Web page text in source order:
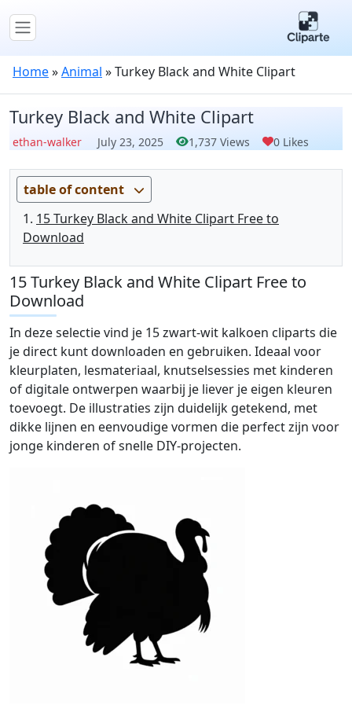
Home»Animal »Turkey Black and White Clipart
Turkey Black and White Clipart
ethan-walker July 23, 2025 1,737 Views 0 Likes
table of content
15 Turkey Black and White Clipart Free to
Download
15 Turkey Black and White Clipart Free to
Download
In deze selectie vind je 15 zwart-wit kalkoen cliparts die
je direct kunt downloaden en gebruiken. Ideaal voor
kleurplaten, lesmateriaal, knutselsessies met kinderen
of digitale ontwerpen waarbij je liever je eigen kleuren
toevoegt. De illustraties zijn duidelijk getekend, met
dikke lijnen en eenvoudige vormen die perfect zijn voor
jonge kinderen of snelle DIY-projecten.